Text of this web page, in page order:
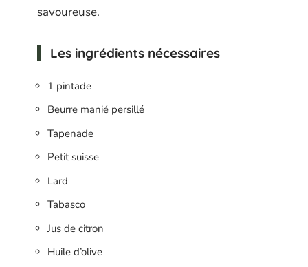
savoureuse.
Les ingrédients nécessaires
1 pintade
Beurre manié persillé
Tapenade
Petit suisse
Lard
Tabasco
Jus de citron
Huile d’olive